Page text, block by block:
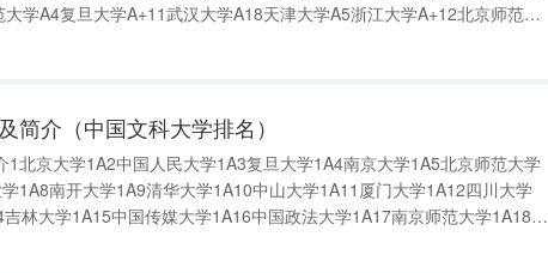
学A4复旦大学A+11武汉大学A18天津大学A5浙江大学A+12北京师范大
A13山东大学A20湖南大学A7南开大学A14辽宁师范大学AB+等(31
简介（中国文科大学排名）
1北京大学1A2中国人民大学1A3复旦大学1A4南京大学1A5北京师范大学
1A8南开大学1A9清华大学1A10中山大学1A11厦门大学1A12四川大学
林大学1A15中国传媒大学1A16中国政法大学1A17南京师范大学1A18山
1A20上海财经大学1A21上海外国语大学1A22北京外国语大学